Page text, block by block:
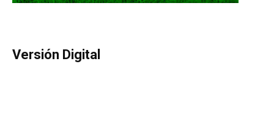
Versión Digital